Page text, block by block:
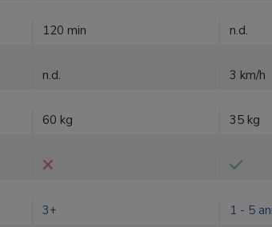
120 min n.d.
n.d. 3 km/h
60 kg 35 kg
3+ 1 - 5